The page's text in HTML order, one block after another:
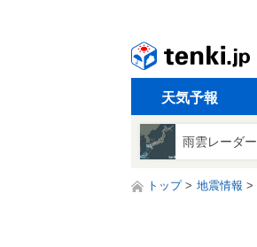
天気予報
雨雲レーダー
トップ 地震情報